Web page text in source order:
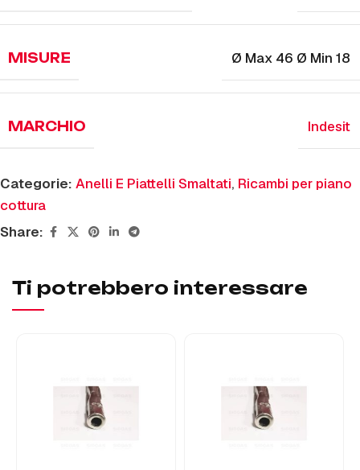
MISURE Ø Max 46 Ø Min 18
MARCHIO Indesit
Categorie: Anelli E Piattelli Smaltati, Ricambi per piano
cottura
Share:
Ti potrebbero interessare